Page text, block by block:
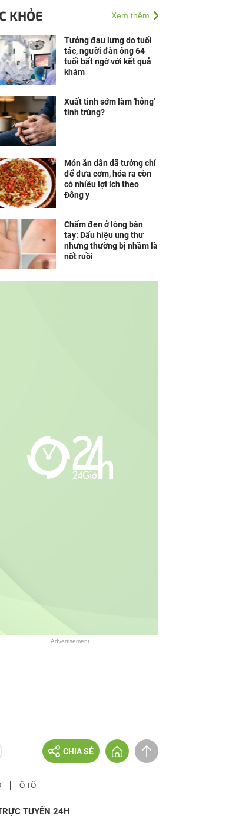
KHỎE Xem thêm
Tưởng đau lưng do tuổi
tác, người đàn ông 64
tuổi bất ngờ với kết quả
khám
Xuất tinh sớm làm 'hỏng'
tinh trùng?
Món ăn dân dã tưởng chỉ
để đưa cơm, hóa ra còn
có nhiều lợi ích theo
Đông y
Chấm đen ở lòng bàn
tay: Dấu hiệu ung thư
nhưng thường bị nhầm là
nốt ruồi
Advertisement
CHIA SẺ
Ô TÔ
TUYẾN 24H